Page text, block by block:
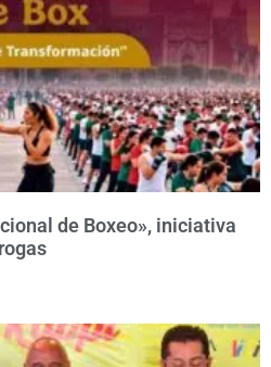
de Boxeo», iniciativa